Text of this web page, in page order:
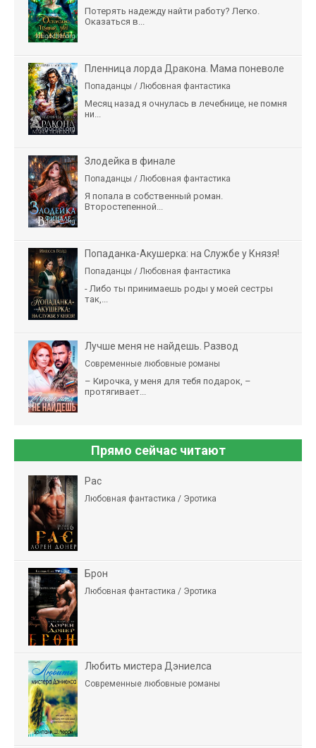
Потерять надежду найти работу? Легко.
Оказаться в...
Пленница лорда Дракона. Мама поневоле
Попаданцы / Любовная фантастика
Месяц назад я очнулась в лечебнице, не помня
ни...
Злодейка в финале
Попаданцы / Любовная фантастика
Я попала в собственный роман.
Второстепенной...
Попаданка-Акушерка: на Службе у Князя!
Попаданцы / Любовная фантастика
- Либо ты принимаешь роды у моей сестры
так,...
Лучше меня не найдешь. Развод
Современные любовные романы
– Кирочка, у меня для тебя подарок, –
протягивает...
Прямо сейчас читают
Рас
Любовная фантастика / Эротика
Брон
Любовная фантастика / Эротика
Любить мистера Дэниелса
Современные любовные романы